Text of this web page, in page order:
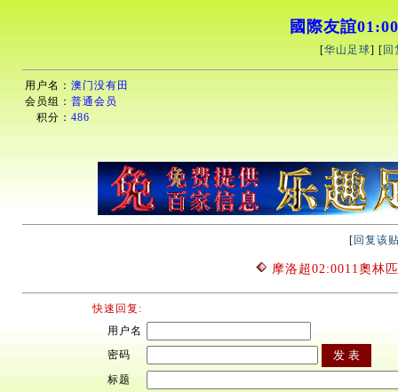
國際友誼
[华山足球] [ 回
用户名： 澳门没有田
会员组： 普通会员
积分： 486
[ 回复该
摩洛超02:0011奧林
快速回复:
用户名
密码
标题